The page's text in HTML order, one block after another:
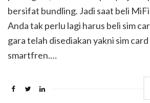
bersifat bundling. Jadi saat beli
Anda tak perlu lagi harus beli sim
gara telah disediakan yakni sim
smartfren.…